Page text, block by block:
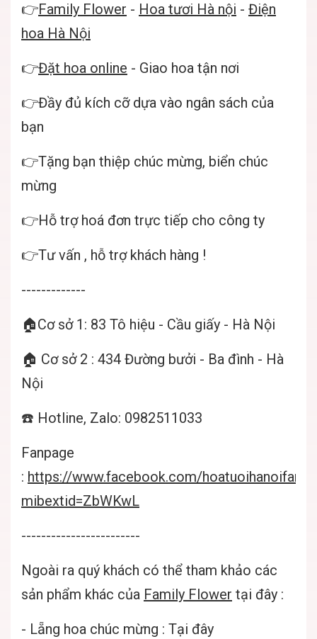
👉Family Flower - Hoa tươi Hà nội - Điện
hoa Hà Nội
👉Đặt hoa online - Giao hoa tận nơi
👉Đầy đủ kích cỡ dựa vào ngân sách của
bạn
👉Tặng bạn thiệp chúc mừng, biển chúc
mừng
👉Hỗ trợ hoá đơn trực tiếp cho công ty
👉Tư vấn , hỗ trợ khách hàng !
-------------
🏠Cơ sở 1: 83 Tô hiệu - Cầu giấy - Hà Nội
🏠 Cơ sở 2 : 434 Đường bưởi - Ba đình - Hà
Nội
☎️ Hotline, Zalo: 0982511033
Fanpage
: https://www.facebook.com/
mibextid=ZbWKwL
------------------------
Ngoài ra quý khách có thể tham khảo các
sản phẩm khác của Family Flower tại đây :
- Lẵng hoa chúc mừng : Tại đây